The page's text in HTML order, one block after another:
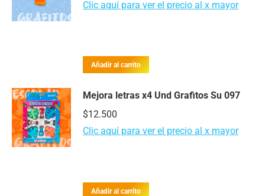
Clic aquí para ver el precio al x mayor
Añadir al carrito
Mejora letras x4 Und Grafitos Su 097
$12.500
Clic aquí para ver el precio al x mayor
Añadir al carrito